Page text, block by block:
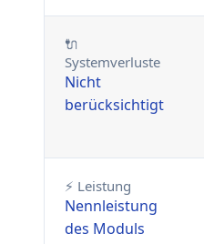
🔌
Systemverluste
Nicht
berücksichtigt
⚡ Leistung
Nennleistung
des Moduls